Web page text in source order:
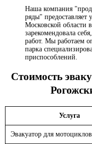
Наша компания
ряды" предоставляет
Московской области
зарекомендовала
работ. Мы работаем
парка
приспособлений.
Стоимость
Услуга
Эвакуатор для мотоциклов